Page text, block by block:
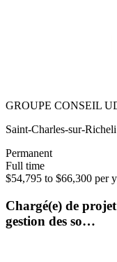
GROUPE CONSEIL
Saint-Charles-sur-
Permanent
Full time
$54,795 to $66,300 per
Chargé(e) de
gestion des so…